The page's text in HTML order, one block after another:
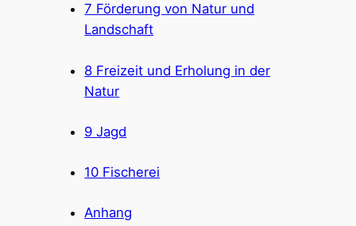
7 Förderung von Natur und
Landschaft
8 Freizeit und Erholung in der
Natur
9 Jagd
10 Fischerei
Anhang